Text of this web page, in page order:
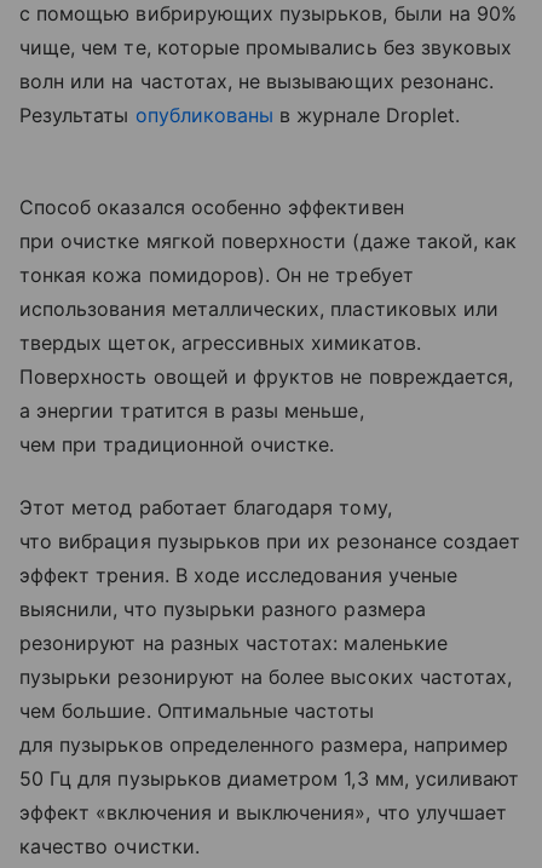
с помощью вибрирующих пузырьков, были на 90%
чище, чем те, которые промывались без звуковых
волн или на частотах, не вызывающих резонанс.
Результаты опубликованы в журнале Droplet.
Способ оказался особенно эффективен
при очистке мягкой поверхности (даже такой, как
тонкая кожа помидоров). Он не требует
использования металлических, пластиковых или
твердых щеток, агрессивных химикатов.
Поверхность овощей и фруктов не повреждается,
а энергии тратится в разы меньше,
чем при традиционной очистке.
Этот метод работает благодаря тому,
что вибрация пузырьков при их резонансе создает
эффект трения. В ходе исследования ученые
выяснили, что пузырьки разного размера
резонируют на разных частотах: маленькие
пузырьки резонируют на более высоких частотах,
чем большие. Оптимальные частоты
для пузырьков определенного размера, например
50 Гц для пузырьков диаметром 1,3 мм, усиливают
эффект «включения и выключения», что улучшает
качество очистки.